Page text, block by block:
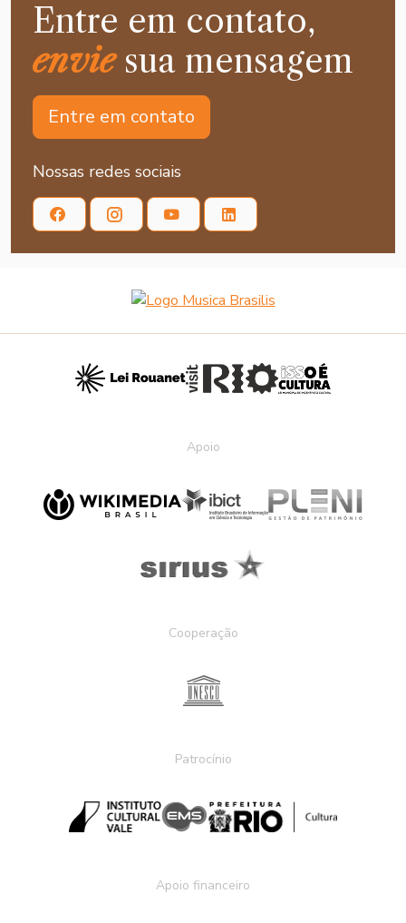
Entre em contato,
enviesua mensagem
Entre em contato
Nossas redes sociais
Apoio
Cooperação
Patrocínio
Apoio financeiro